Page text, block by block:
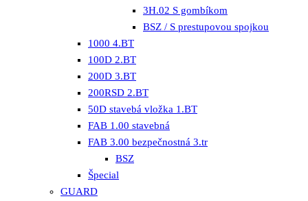
3H.02 S gombíkom
BSZ / S prestupovou spojkou
1000 4.BT
100D 2.BT
200D 3.BT
200RSD 2.BT
50D stavebá vložka 1.BT
FAB 1.00 stavebná
FAB 3.00 bezpečnostná 3.tr
BSZ
Špecial
GUARD